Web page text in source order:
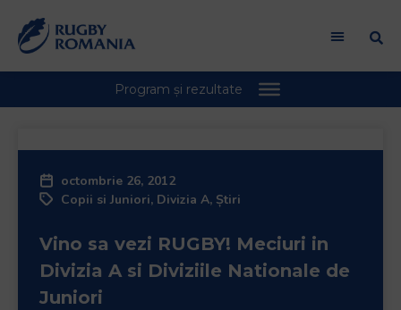
octombrie 26, 2012
Copii si Juniori, Divizia A, Știri
Vino sa vezi RUGBY! Meciuri in
Divizia A si Diviziile Nationale de
Juniori